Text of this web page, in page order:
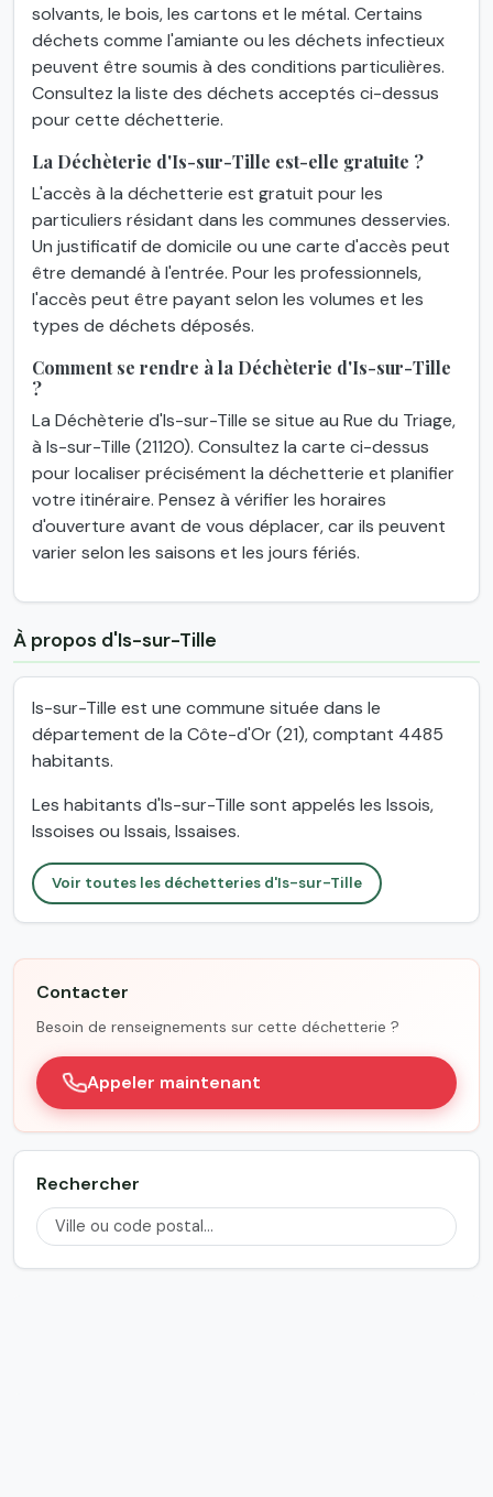
solvants, le bois, les cartons et le métal. Certains
déchets comme l'amiante ou les déchets infectieux
peuvent être soumis à des conditions particulières.
Consultez la liste des déchets acceptés ci-dessus
pour cette déchetterie.
La Déchèterie d'Is-sur-Tille est-elle gratuite ?
L'accès à la déchetterie est gratuit pour les
particuliers résidant dans les communes desservies.
Un justificatif de domicile ou une carte d'accès peut
être demandé à l'entrée. Pour les professionnels,
l'accès peut être payant selon les volumes et les
types de déchets déposés.
Comment se rendre à la Déchèterie d'Is-sur-Tille
?
La Déchèterie d'Is-sur-Tille se situe au Rue du Triage,
à Is-sur-Tille (21120). Consultez la carte ci-dessus
pour localiser précisément la déchetterie et planifier
votre itinéraire. Pensez à vérifier les horaires
d'ouverture avant de vous déplacer, car ils peuvent
varier selon les saisons et les jours fériés.
À propos d'Is-sur-Tille
Is-sur-Tille est une commune située dans le
département de la Côte-d'Or (21), comptant 4485
habitants.
Les habitants d'Is-sur-Tille sont appelés les Issois,
Issoises ou Issais, Issaises.
Voir toutes les déchetteries d'Is-sur-Tille
Contacter
Besoin de renseignements sur cette déchetterie ?
Appeler maintenant
Rechercher